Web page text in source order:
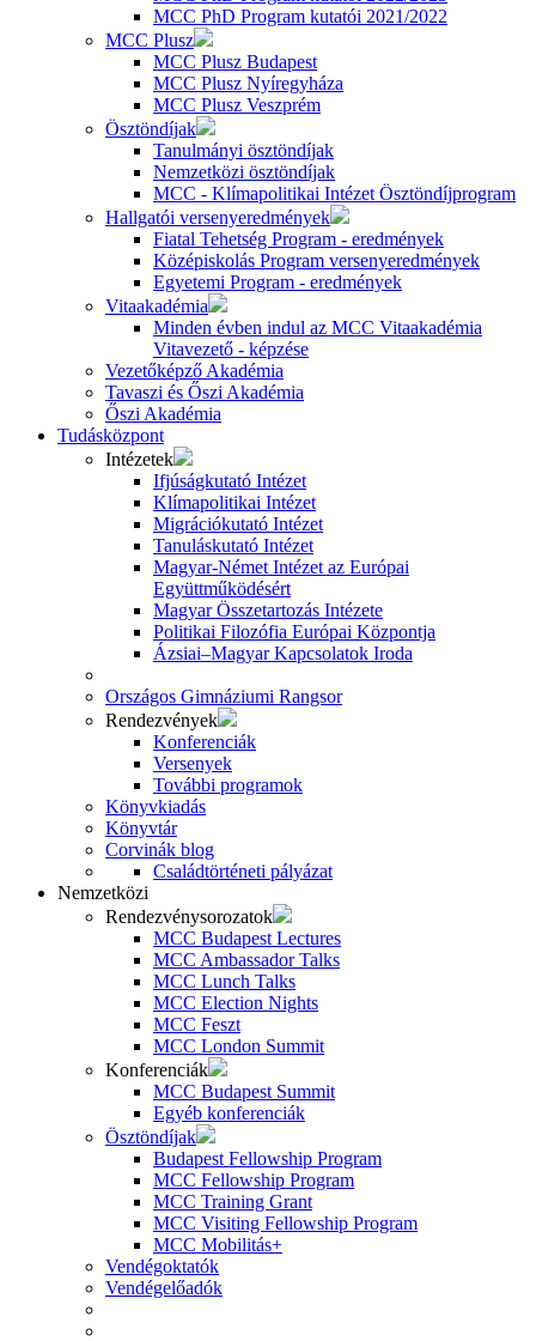
MCC PhD Program kutatói 2021/2022
MCC Plusz
MCC Plusz Budapest
MCC Plusz Nyíregyháza
MCC Plusz Veszprém
Ösztöndíjak
Tanulmányi ösztöndíjak
Nemzetközi ösztöndíjak
MCC - Klímapolitikai Intézet Ösztöndíjprogram
Hallgatói versenyeredmények
Fiatal Tehetség Program - eredmények
Középiskolás Program versenyeredmények
Egyetemi Program - eredmények
Vitaakadémia
Minden évben indul az MCC Vitaakadémia
Vitavezető - képzése
Vezetőképző Akadémia
Tavaszi és Őszi Akadémia
Őszi Akadémia
Tudásközpont
Intézetek
Ifjúságkutató Intézet
Klímapolitikai Intézet
Migrációkutató Intézet
Tanuláskutató Intézet
Magyar-Német Intézet az Európai
Együttműködésért
Magyar Összetartozás Intézete
Politikai Filozófia Európai Központja
Ázsiai–Magyar Kapcsolatok Iroda
Országos Gimnáziumi Rangsor
Rendezvények
Konferenciák
Versenyek
További programok
Könyvkiadás
Könyvtár
Corvinák blog
Családtörténeti pályázat
Nemzetközi
Rendezvénysorozatok
MCC Budapest Lectures
MCC Ambassador Talks
MCC Lunch Talks
MCC Election Nights
MCC Feszt
MCC London Summit
Konferenciák
MCC Budapest Summit
Egyéb konferenciák
Ösztöndíjak
Budapest Fellowship Program
MCC Fellowship Program
MCC Training Grant
MCC Visiting Fellowship Program
MCC Mobilitás+
Vendégoktatók
Vendégelőadók